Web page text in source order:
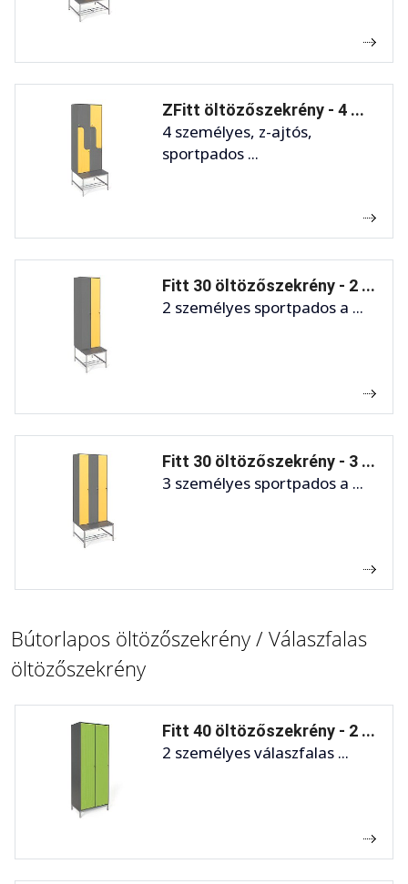
ZFitt öltözőszekrény - 4 ...
4 személyes, z-ajtós,
sportpados ...
Fitt 30 öltözőszekrény - 2 ...
2 személyes sportpados a ...
Fitt 30 öltözőszekrény - 3 ...
3 személyes sportpados a ...
Bútorlapos öltözőszekrény / Válaszfalas
öltözőszekrény
Fitt 40 öltözőszekrény - 2 ...
2 személyes válaszfalas ...